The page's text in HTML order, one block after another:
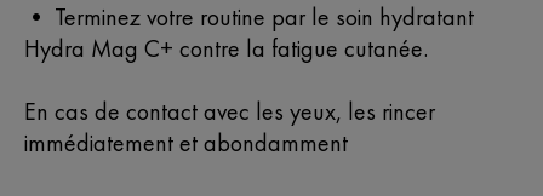
• Terminez votre routine par le soin hydratant
Hydra Mag C+ contre la fatigue cutanée.
En cas de contact avec les yeux, les rincer
immédiatement et abondamment